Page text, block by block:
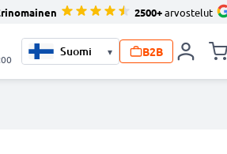
2500+arvostelut
▾ B2B